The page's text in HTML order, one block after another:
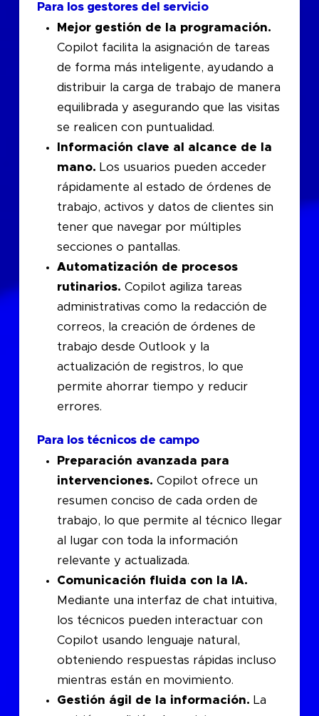
Para los gestores del servicio
Mejor gestión de la programación.
Copilot facilita la asignación de tareas
de forma más inteligente, ayudando a
distribuir la carga de trabajo de manera
equilibrada y asegurando que las visitas
se realicen con puntualidad.
Información clave al alcance de la
mano. Los usuarios pueden acceder
rápidamente al estado de órdenes de
trabajo, activos y datos de clientes sin
tener que navegar por múltiples
secciones o pantallas.
Automatización de procesos
rutinarios. Copilot agiliza tareas
administrativas como la redacción de
correos, la creación de órdenes de
trabajo desde Outlook y la
actualización de registros, lo que
permite ahorrar tiempo y reducir
errores.
Para los técnicos de campo
Preparación avanzada para
intervenciones. Copilot ofrece un
resumen conciso de cada orden de
trabajo, lo que permite al técnico llegar
al lugar con toda la información
relevante y actualizada.
Comunicación fluida con la IA.
Mediante una interfaz de chat intuitiva,
los técnicos pueden interactuar con
Copilot usando lenguaje natural,
obteniendo respuestas rápidas incluso
mientras están en movimiento.
Gestión ágil de la información. La